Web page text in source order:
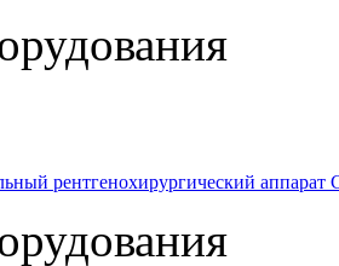
рентгенохирургический аппарат